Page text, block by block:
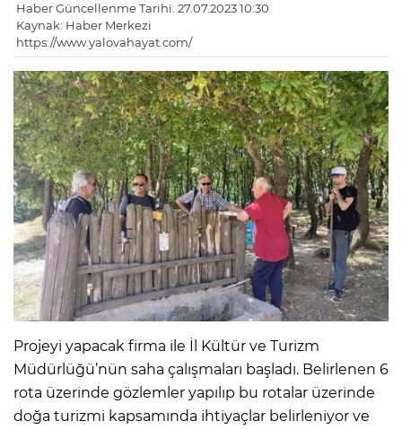
Haber Güncellenme Tarihi: 27.07.2023 10:30
Kaynak: Haber Merkezi
https://www.yalovahayat.com/
Projeyi yapacak firma ile İl Kültür ve Turizm
Müdürlüğü’nün saha çalışmaları başladı. Belirlenen 6
rota üzerinde gözlemler yapılıp bu rotalar üzerinde
doğa turizmi kapsamında ihtiyaçlar belirleniyor ve